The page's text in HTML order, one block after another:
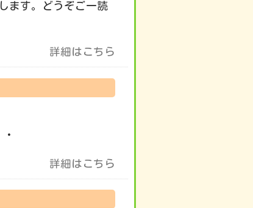
ます。どうぞご一読
詳細はこちら
詳細はこちら